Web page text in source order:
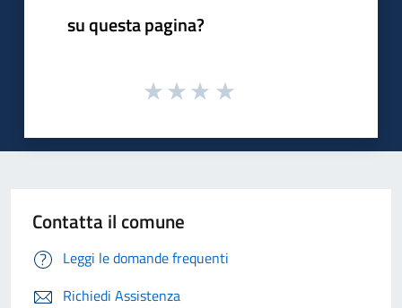
su questa pagina?
Contatta il comune
Leggi le domande frequenti
Richiedi Assistenza